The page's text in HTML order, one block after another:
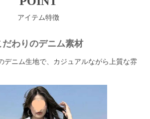
アイテム特徴
だわりのデニム素材
デニム生地で、カジュアルながら上質な雰